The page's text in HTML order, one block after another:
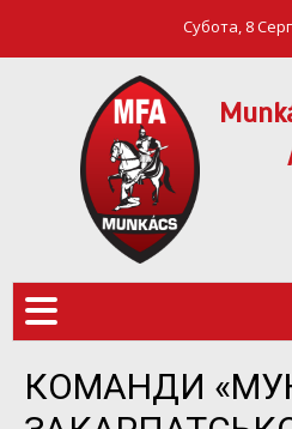
Субота, 8
КОМАНДИ